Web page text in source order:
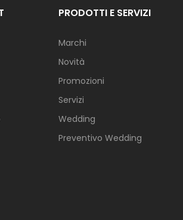
PRODOTTI E SERVIZI
Marchi
Novità
Promozioni
Servizi
Wedding
Preventivo Wedding